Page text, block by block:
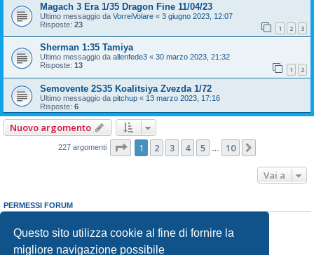
Questo sito utilizza cookie al fine di fornire la
migliore navigazione possibile
Magach 3 Era 1/35 Dragon Fine 11/04/23
Ultimo messaggio da VorreiVolare « 3 giugno 2023, 12:07
Risposte: 23 1 2 3
Sherman 1:35 Tamiya
Ultimo messaggio da allenfede3 « 30 marzo 2023, 21:32
Risposte: 13 1 2
Semovente 2S35 Koalitsiya Zvezda 1/72
Ultimo messaggio da pitchup « 13 marzo 2023, 17:16
Risposte: 6
Nuovo argomento
227 argomenti Pagina di 10
1 2 3 4 5 10
Vai a
PERMESSI FORUM
Non puoi
rispondere negli argomenti
Non puoimodificare i tuoi messaggi
Non puoicancellare i tuoi messaggi